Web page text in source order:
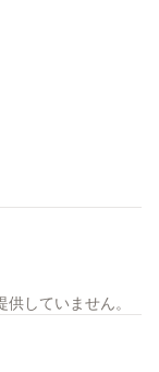
していません。